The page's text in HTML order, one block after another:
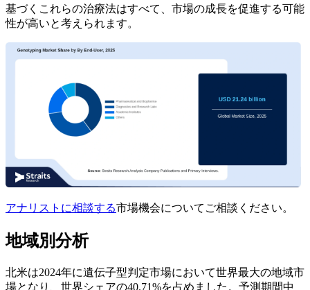
基づくこれらの治療法はすべて、市場の成長を促進する可能
性が高いと考えられます。
アナリストに相談する市場機会についてご相談ください。
地域別分析
北米は2024年に遺伝子型判定市場において世界最大の地域市
場となり、世界シェアの40.71%を占めました。予測期間中